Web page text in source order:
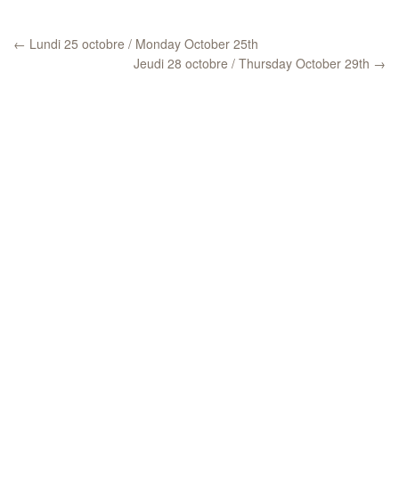
← Lundi 25 octobre / Monday October 25th
Jeudi 28 octobre / Thursday October 29th →